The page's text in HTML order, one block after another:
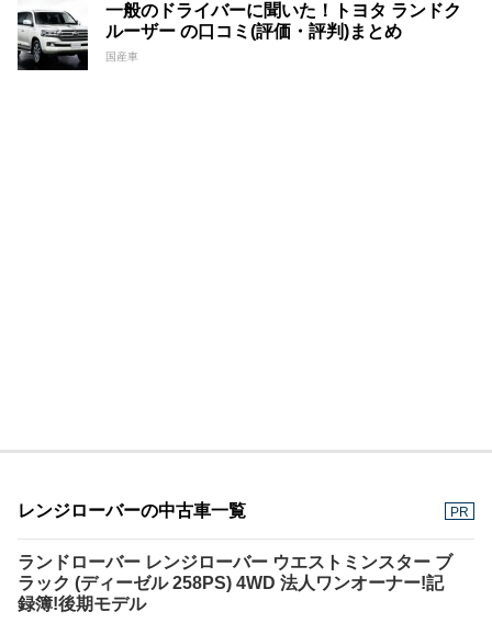
一般のドライバーに聞いた！トヨタ ランドク
ルーザー の口コミ(評価・評判)まとめ
国産車
レンジローバーの中古車一覧 PR
ランドローバー レンジローバー ウエストミンスター ブ
ラック (ディーゼル 258PS) 4WD 法人ワンオーナー!記
録簿!後期モデル